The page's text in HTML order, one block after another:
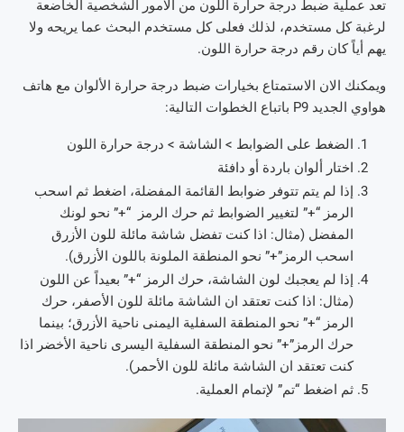
تعد عملية ضبط درجة حرارة اللون من الامور الشخصية الخاضعة
لرغبة كل مستخدم، لذلك فعلى كل مستخدم البحث عما يريحه ولا
يهم أياً كان رقم درجة حرارة اللون.
ويمكنك الان الاستمتاع بخيارات ضبط درجة حرارة الألوان مع هاتف
هواوي الجديد P9 باتباع الخطوات التالية:
الضغط على الضوابط > الشاشة > درجة حرارة اللون
اختار ألوان باردة أو دافئة
إذا لم يتم تتوفر ضوابط القائمة المفضلة، اضغط ثم اسحب
الرمز “+” لتغيير الضوابط ثم حرك الرمز “+” نحو لونك
المفضل (مثال: اذا كنت تفضل شاشة مائلة للون الأزرق
اسحب الرمز”+” نحو المنطقة الملونة باللون الأزرق).
إذا لم يعجبك لون الشاشة، حرك الرمز “+” بعيداً عن اللون
(مثال: اذا كنت تعتقد ان الشاشة مائلة للون الأصفر، حرك
الرمز “+” نحو المنطقة السفلية اليمنى ناحية الأزرق؛ بينما
حرك الرمز”+” نحو المنطقة السفلية اليسرى ناحية الأخضر اذا
كنت تعتقد ان الشاشة مائلة للون الأحمر).
ثم اضغط “تم” لإتمام العملية.